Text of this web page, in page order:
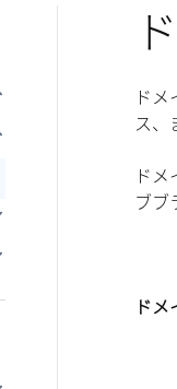
ド
ス、
ド
ブブ
ド